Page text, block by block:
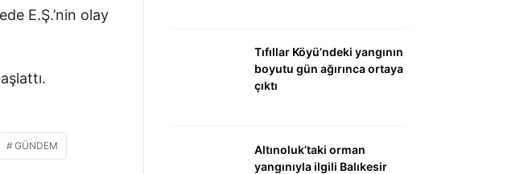
E.Ş.’nin olay
GÜNDEM
Tıfıllar Köyü’ndeki yangının
boyutu gün ağırınca ortaya
çıktı
Altınoluk’taki orman
yangınıyla ilgili Balıkesir